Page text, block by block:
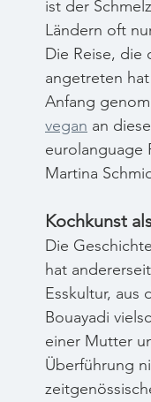
ist der
Ländern oft
Die Reise, die
angetreten
Anfang
vegan an
eurolanguage
Martina
Kochkunst
Die
hat
Esskultur, aus
Bouayadi
einer Mutter
Überführung